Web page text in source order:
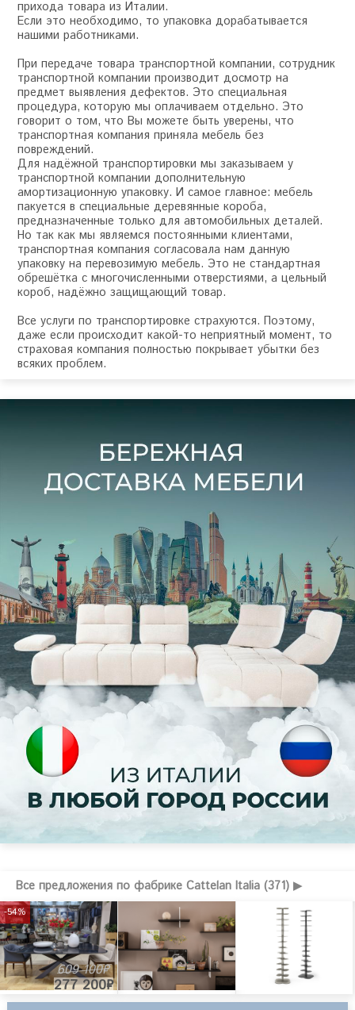
прихода товара из Италии.
Если это необходимо, то упаковка дорабатывается
нашими работниками.
При передаче товара транспортной компании, сотрудник
транспортной компании производит досмотр на
предмет выявления дефектов. Это специальная
процедура, которую мы оплачиваем отдельно. Это
говорит о том, что Вы можете быть уверены, что
транспортная компания приняла мебель без
повреждений.
Для надёжной транспортировки мы заказываем у
транспортной компании дополнительную
амортизационную упаковку. И самое главное: мебель
пакуется в специальные деревянные короба,
предназначенные только для автомобильных деталей.
Но так как мы являемся постоянными клиентами,
транспортная компания согласовала нам данную
упаковку на перевозимую мебель. Это не стандартная
обрешётка с многочисленными отверстиями, а цельный
короб, надёжно защищающий товар.
Все услуги по транспортировке страхуются. Поэтому,
даже если происходит какой-то неприятный момент, то
страховая компания полностью покрывает убытки без
всяких проблем.
Все предложения по фабрике Cattelan Italia (371) ▶
609 100₽
277 200₽
-54%